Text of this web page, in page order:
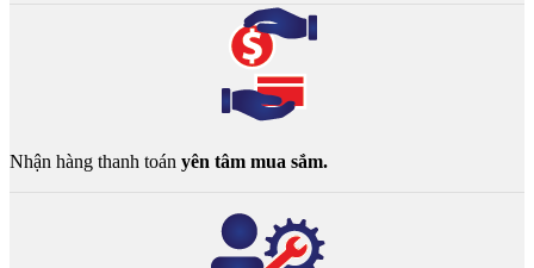
Nhận hàng thanh toán yên tâm mua sắm.